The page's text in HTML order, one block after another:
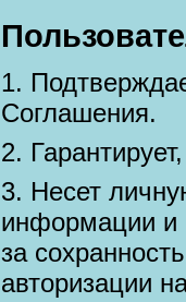
Соглашения.
Несет
информации и
за
авторизации